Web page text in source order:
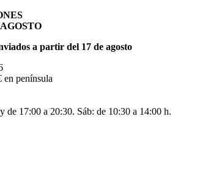
a partir del 17 de agosto
en península
de 17:00 a 20:30. Sáb: de 10:30 a 14:00 h.